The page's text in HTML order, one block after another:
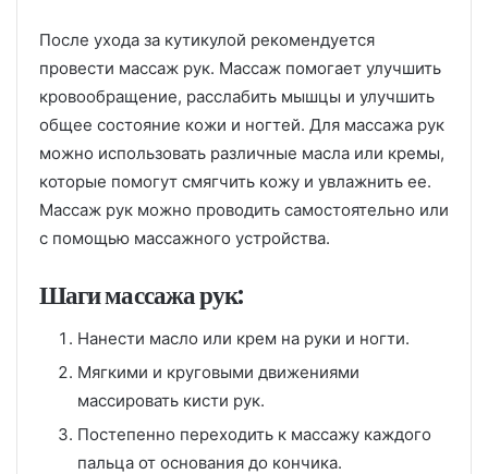
После ухода за кутикулой рекомендуется
провести массаж рук. Массаж помогает улучшить
кровообращение, расслабить мышцы и улучшить
общее состояние кожи и ногтей. Для массажа рук
можно использовать различные масла или кремы,
которые помогут смягчить кожу и увлажнить ее.
Массаж рук можно проводить самостоятельно или
с помощью массажного устройства.
Шаги массажа рук:
Нанести масло или крем на руки и ногти.
Мягкими и круговыми движениями
массировать кисти рук.
Постепенно переходить к массажу каждого
пальца от основания до кончика.